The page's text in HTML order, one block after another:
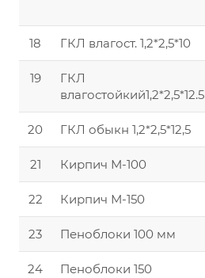
18 ГКЛ влагост. 1,2*2,5*10
19
ГКЛ
влагостойкий1,2*2,5*12.5
20 ГКЛ обыкн 1,2*2,5*12,5
21 Кирпич М-100
22 Кирпич М-150
23 Пеноблоки 100 мм
24 Пеноблоки 150